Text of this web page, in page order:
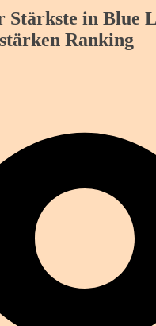
Stärkste in Blue
Ranking